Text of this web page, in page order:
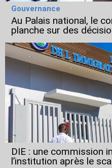
Gouvernance
Au Palais national, le
planche sur des
DIE : une commission
l’institution après le